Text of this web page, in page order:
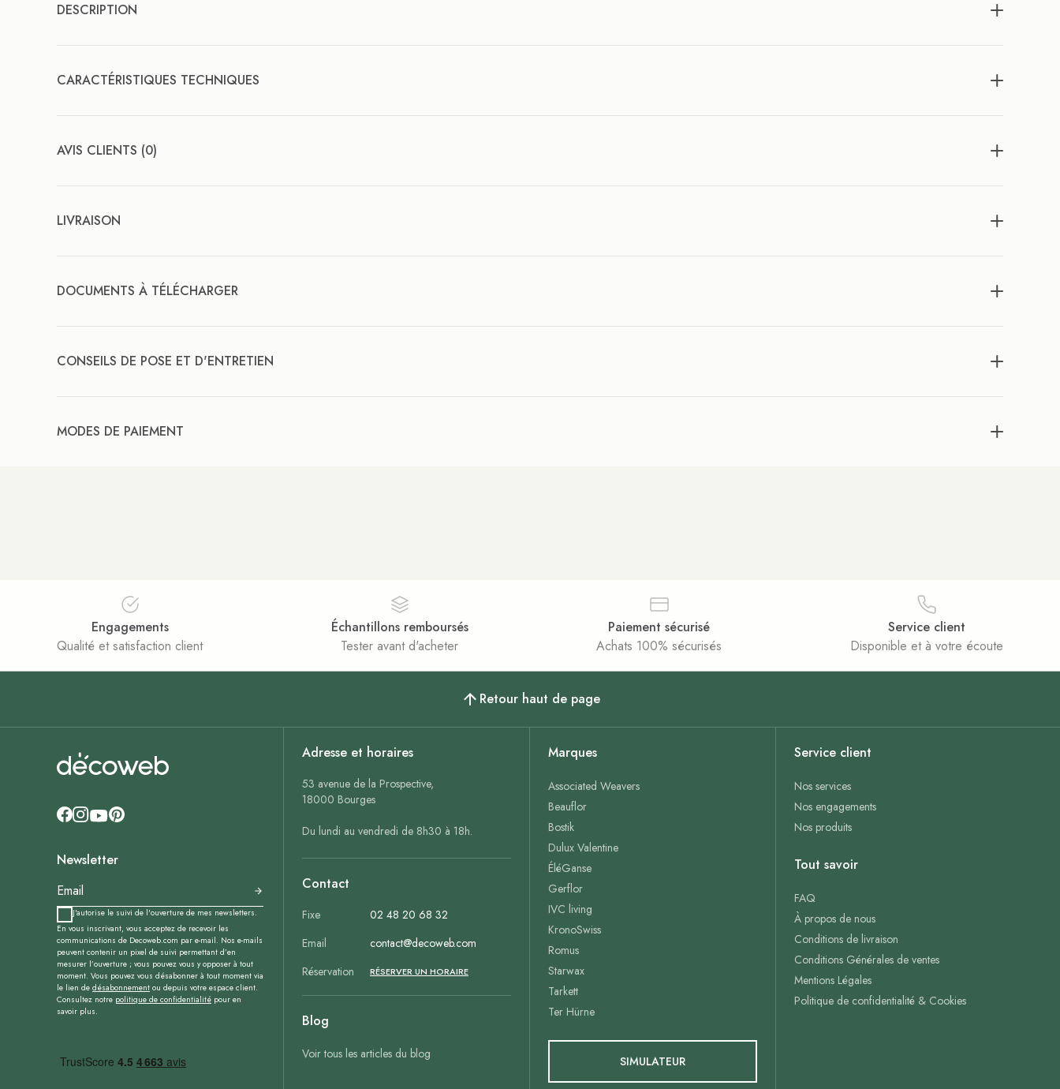
DESCRIPTION
CARACTÉRISTIQUES TECHNIQUES
AVIS CLIENTS (0)
LIVRAISON
DOCUMENTS À TÉLÉCHARGER
CONSEILS DE POSE ET D'ENTRETIEN
MODES DE PAIEMENT
Engagements
Qualité et satisfaction client
Échantillons remboursés
Tester avant d'acheter
Paiement sécurisé
Achats 100% sécurisés
Service client
Disponible et à votre écoute
Retour haut de page
Newsletter
J'autorise le suivi de l'ouverture de mes newsletters.
En vous inscrivant, vous acceptez de recevoir les
communications de Decoweb.com par e-mail. Nos e-mails
peuvent contenir un pixel de suivi permettant d’en
mesurer l’ouverture ; vous pouvez vous y opposer à tout
moment. Vous pouvez vous désabonner à tout moment via
le lien de désabonnement ou depuis votre espace client.
Consultez notre politique de confidentialité pour en
savoir plus.
Adresse et horaires
53 avenue de la Prospective,
18000 Bourges
Du lundi au vendredi de 8h30 à 18h.
Contact
Fixe
02 48 20 68 32
Email
contact@decoweb.com
Réservation
RÉSERVER UN HORAIRE
Blog
Voir tous les articles du blog
Marques
Associated Weavers
Beauflor
Bostik
Dulux Valentine
ÉléGanse
Gerflor
IVC living
KronoSwiss
Romus
Starwax
Tarkett
Ter Hürne
SIMULATEUR
Service client
Nos services
Nos engagements
Nos produits
Tout savoir
FAQ
À propos de nous
Conditions de livraison
Conditions Générales de ventes
Mentions Légales
Politique de confidentialité & Cookies